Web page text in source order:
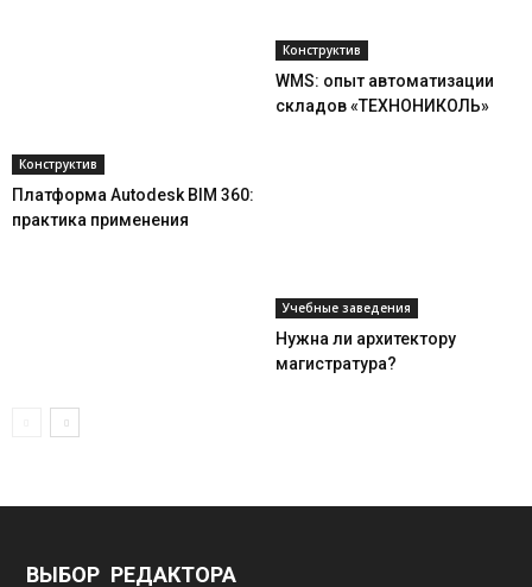
Конструктив
WMS: опыт автоматизации
складов «ТЕХНОНИКОЛЬ»
Конструктив
Платформа Autodesk BIM 360:
практика применения
Учебные заведения
Нужна ли архитектору
магистратура?
ВЫБОР РЕДАКТОРА